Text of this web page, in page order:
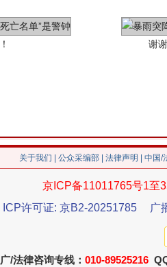
今
关于我们 公众采编部 法律声明 | 中国
京ICP备11011765号1至
ICP许可证: 京B2-20251785
广
/法律咨询专线： 010-89525216